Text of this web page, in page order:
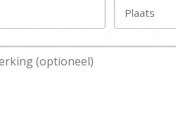
Plaats